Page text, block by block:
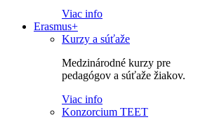
Viac info
Erasmus+
Kurzy a súťaže
Medzinárodné kurzy pre
pedagógov a súťaže žiakov.
Viac info
Konzorcium TEET